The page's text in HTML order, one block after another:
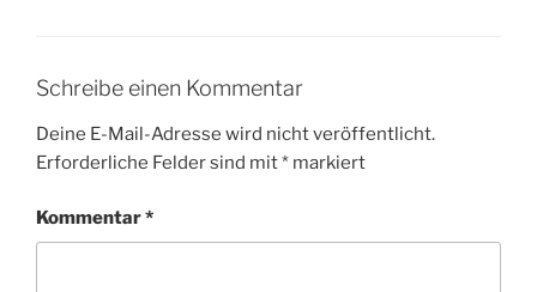
Schreibe einen Kommentar
Deine E-Mail-Adresse wird nicht veröffentlicht.
Erforderliche Felder sind mit* markiert
Kommentar*